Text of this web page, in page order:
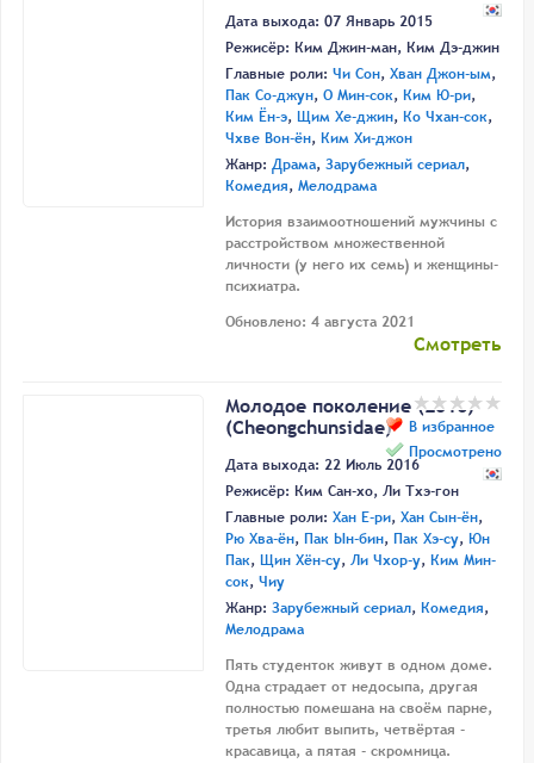
Дата выхода: 07 Январь 2015
Режисёр: Ким Джин-ман, Ким Дэ-джин
Главные роли: Чи Сон, Хван Джон-ым,
Пак Со-джун, О Мин-сок, Ким Ю-ри,
Ким Ён-э, Щим Хе-джин, Ко Чхан-сок,
Чхве Вон-ён, Ким Хи-джон
Жанр: Драма, Зарубежный сериал,
Комедия, Мелодрама
История взаимоотношений мужчины с
расстройством множественной
личности (у него их семь) и женщины-
психиатра.
Обновлено: 4 августа 2021
Смотреть
В избранное
Просмотрено
Молодое поколение (2016)
(Cheongchunsidae)
Дата выхода: 22 Июль 2016
Режисёр: Ким Сан-хо, Ли Тхэ-гон
Главные роли: Хан Е-ри, Хан Сын-ён,
Рю Хва-ён, Пак Ын-бин, Пак Хэ-су, Юн
Пак, Щин Хён-су, Ли Чхор-у, Ким Мин-
сок, Чиу
Жанр: Зарубежный сериал, Комедия,
Мелодрама
Пять студенток живут в одном доме.
Одна страдает от недосыпа, другая
полностью помешана на своём парне,
третья любит выпить, четвёртая -
красавица, а пятая - скромница.